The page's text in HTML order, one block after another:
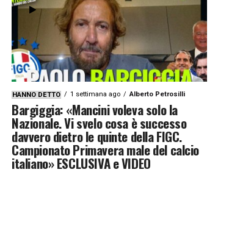
HANNO DETTO 1 settimana ago Alberto Petrosilli
Bargiggia: «Mancini voleva solo la
Nazionale. Vi svelo cosa è successo
davvero dietro le quinte della FIGC.
Campionato Primavera male del calcio
italiano» ESCLUSIVA e VIDEO